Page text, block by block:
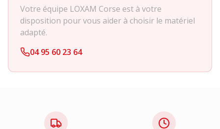
Votre équipe LOXAM Corse est à votre
disposition pour vous aider à choisir le matériel
adapté.
04 95 60 23 64